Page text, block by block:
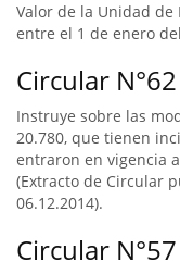
Valor de la Unidad
entre el 1 de enero
Circular
Instruye sobre las
20.780, que tienen
entraron en vigencia
(Extracto de Circular
06.12.2014).
Circular